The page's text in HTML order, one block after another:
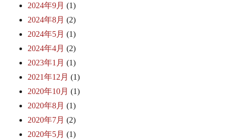
2024年9月 (1)
2024年8月 (2)
2024年5月 (1)
2024年4月 (2)
2023年1月 (1)
2021年12月 (1)
2020年10月 (1)
2020年8月 (1)
2020年7月 (2)
2020年5月 (1)